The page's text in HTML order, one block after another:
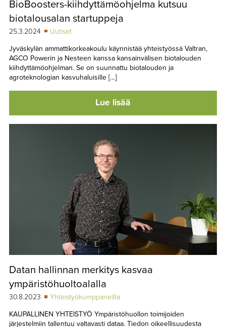
TAPAHTUMAT
YHTEYSTIEDOT
BioBoosters-kiihdyttämöohjelma kutsuu
biotalousalan startuppeja
25.3.2024
Uutiset
Jyväskylän ammattikorkeakoulu käynnistää yhteistyössä Valtran,
AGCO Powerin ja Nesteen kanssa kansainvälisen biotalouden
kiihdyttämöohjelman. Se on suunnattu biotalouden ja
agroteknologian kasvuhaluisille […]
Lue lisää
Datan hallinnan merkitys kasvaa
ympäristöhuoltoalalla
30.8.2023
Yhteistyökumppaneilta
KAUPALLINEN YHTEISTYÖ Ympäristöhuollon toimijoiden
järjestelmiin tallentuu valtavasti dataa. Tiedon oikeellisuudesta